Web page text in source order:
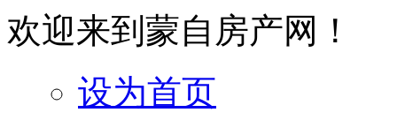
欢迎来到蒙自房产网！
设为首页